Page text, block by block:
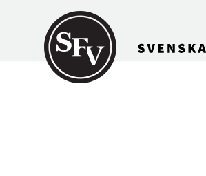
Gå till innehållet